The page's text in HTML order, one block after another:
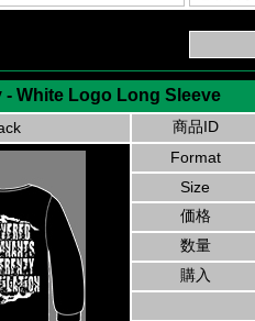
White Logo Long Sleeve
商品ID
Format
Size
価格
数量
購入